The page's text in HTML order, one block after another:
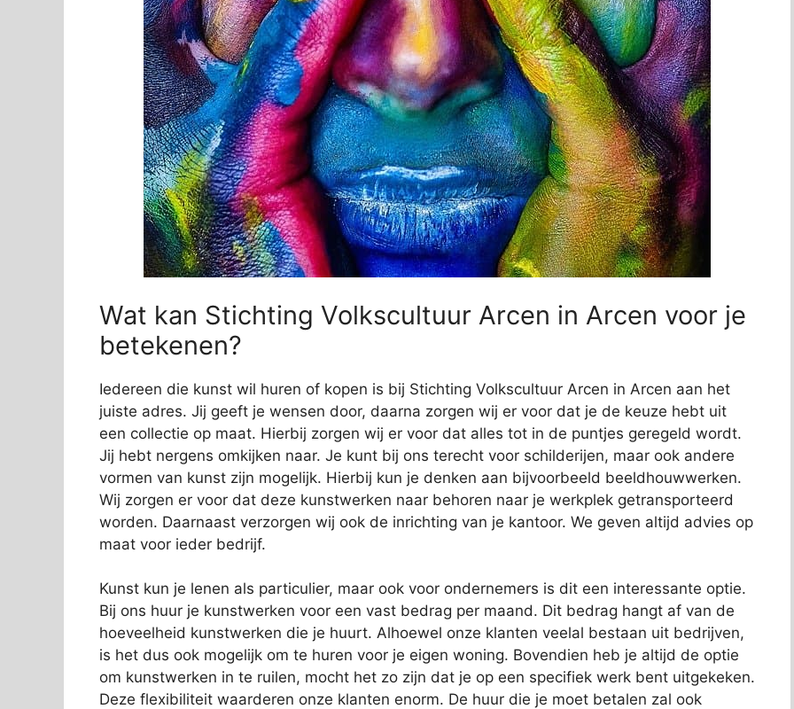
Wat kan Stichting Volkscultuur Arcen in Arcen voor je
betekenen?
Iedereen die kunst wil huren of kopen is bij Stichting Volkscultuur Arcen in Arcen aan het
juiste adres. Jij geeft je wensen door, daarna zorgen wij er voor dat je de keuze hebt uit
een collectie op maat. Hierbij zorgen wij er voor dat alles tot in de puntjes geregeld wordt.
Jij hebt nergens omkijken naar. Je kunt bij ons terecht voor schilderijen, maar ook andere
vormen van kunst zijn mogelijk. Hierbij kun je denken aan bijvoorbeeld beeldhouwwerken.
Wij zorgen er voor dat deze kunstwerken naar behoren naar je werkplek getransporteerd
worden. Daarnaast verzorgen wij ook de inrichting van je kantoor. We geven altijd advies op
maat voor ieder bedrijf.
Kunst kun je lenen als particulier, maar ook voor ondernemers is dit een interessante optie.
Bij ons huur je kunstwerken voor een vast bedrag per maand. Dit bedrag hangt af van de
hoeveelheid kunstwerken die je huurt. Alhoewel onze klanten veelal bestaan uit bedrijven,
is het dus ook mogelijk om te huren voor je eigen woning. Bovendien heb je altijd de optie
om kunstwerken in te ruilen, mocht het zo zijn dat je op een specifiek werk bent uitgekeken.
Deze flexibiliteit waarderen onze klanten enorm. De huur die je moet betalen zal ook